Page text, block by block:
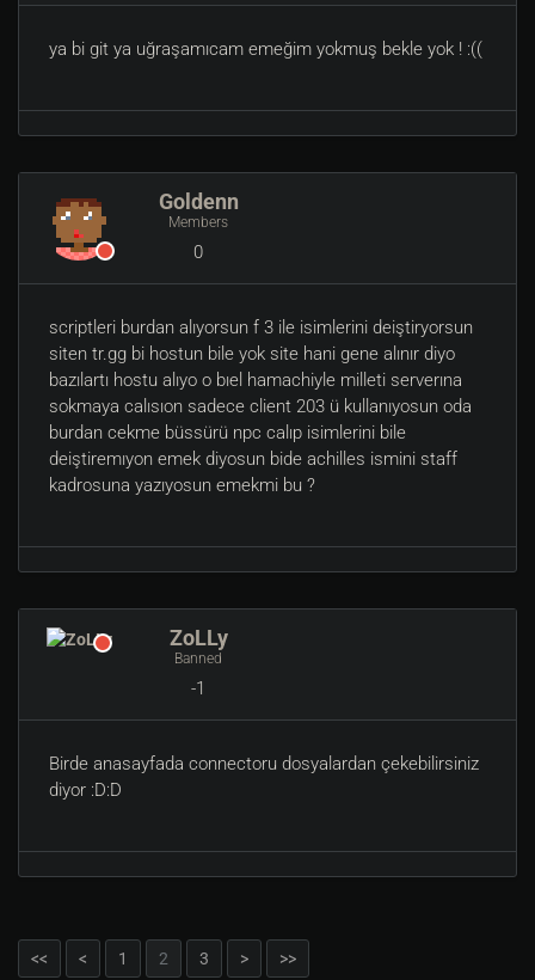
ya bi git ya uğraşamıcam emeğim yokmuş bekle yok ! :((
Goldenn
Members
0
scriptleri burdan alıyorsun f 3 ile isimlerini deiştiryorsun
siten tr.gg bi hostun bile yok site hani gene alınır diyo
bazılartı hostu alıyo o bıel hamachiyle milleti serverına
sokmaya calısıon sadece client 203 ü kullanıyosun oda
burdan cekme büssürü npc calıp isimlerini bile
deiştiremıyon emek diyosun bide achilles ismini staff
kadrosuna yazıyosun emekmi bu ?
ZoLLy
Banned
-1
Birde anasayfada connectoru dosyalardan çekebilirsiniz
diyor :D:D
<< < 1 2 3 > >>